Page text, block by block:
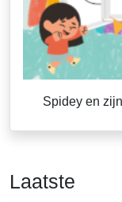
Spidey en
Laatste